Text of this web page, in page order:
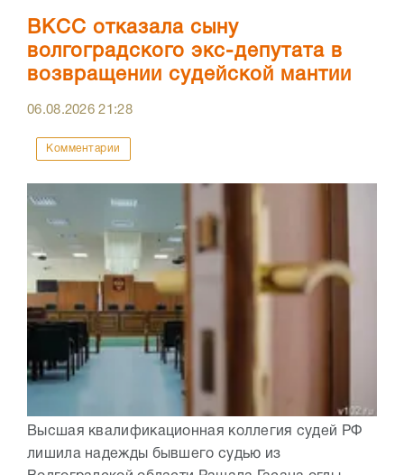
ВКСС отказала сыну
волгоградского экс-депутата в
возвращении судейской мантии
06.08.202621:28
Комментарии
Высшая квалификационная коллегия судей РФ
лишила надежды бывшего судью из